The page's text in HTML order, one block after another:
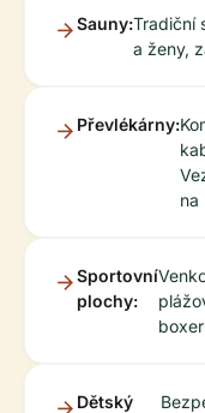
Sauny:Tradiční
a ženy,
Převlékárny:
na
Sportovní
plochy:
Dětský